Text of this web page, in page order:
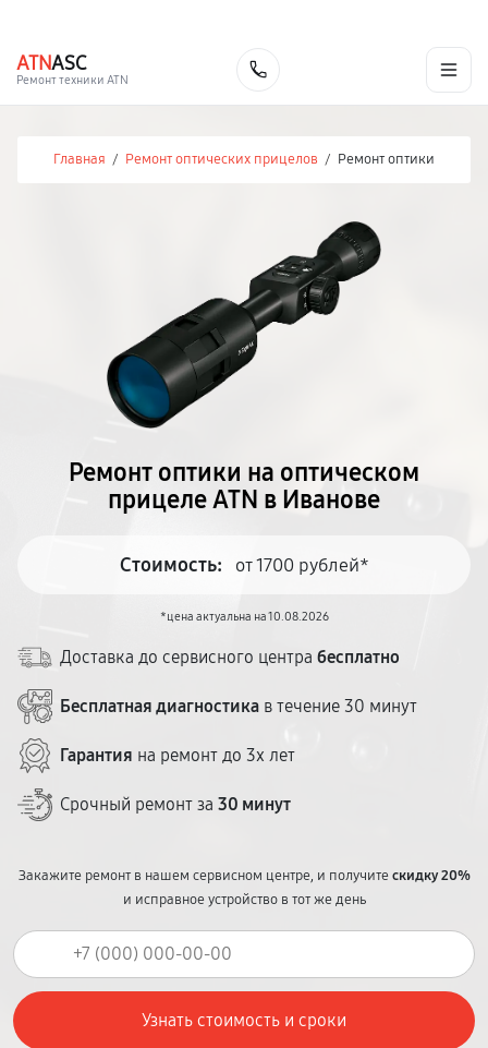
ATNASC
Ремонт техники ATN
Главная / Ремонт оптических прицелов / Ремонт оптики
Ремонт оптики на оптическом
прицеле ATN в Иванове
Стоимость: от 1700 рублей*
*цена актуальна на 10.08.2026
Доставка до сервисного центра бесплатно
Бесплатная диагностика в течение 30 минут
Гарантия на ремонт до 3х лет
Срочный ремонт за 30 минут
Закажите ремонт в нашем сервисном центре, и получитескидку 20%
и исправное устройство в тот же день